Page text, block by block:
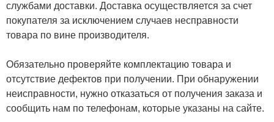
службами доставки. Доставка осуществляется за счет
покупателя за исключением случаев несправности
товара по вине производителя.
Обязательно проверяйте комплектацию товара и
отсутствие дефектов при получении. При обнаружении
неисправности, нужно отказаться от получения заказа и
сообщить нам по телефонам, которые указаны на сайте.